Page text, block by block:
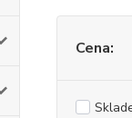
Cena: